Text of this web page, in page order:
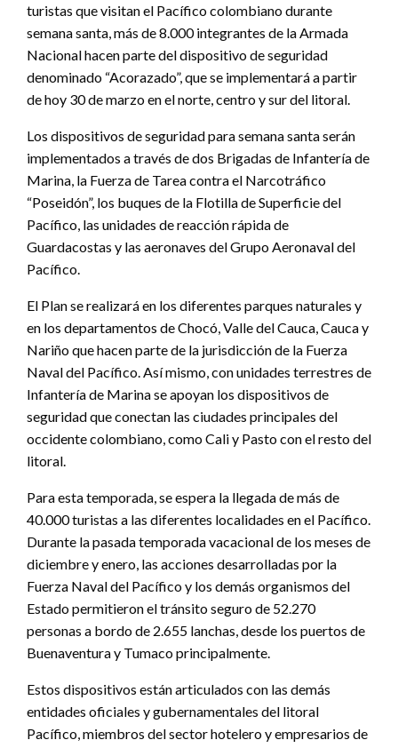
turistas que visitan el Pacífico colombiano durante
semana santa, más de 8.000 integrantes de la Armada
Nacional hacen parte del dispositivo de seguridad
denominado “Acorazado”, que se implementará a partir
de hoy 30 de marzo en el norte, centro y sur del litoral.
Los dispositivos de seguridad para semana santa serán
implementados a través de dos Brigadas de Infantería de
Marina, la Fuerza de Tarea contra el Narcotráfico
“Poseidón”, los buques de la Flotilla de Superficie del
Pacífico, las unidades de reacción rápida de
Guardacostas y las aeronaves del Grupo Aeronaval del
Pacífico.
El Plan se realizará en los diferentes parques naturales y
en los departamentos de Chocó, Valle del Cauca, Cauca y
Nariño que hacen parte de la jurisdicción de la Fuerza
Naval del Pacífico. Así mismo, con unidades terrestres de
Infantería de Marina se apoyan los dispositivos de
seguridad que conectan las ciudades principales del
occidente colombiano, como Cali y Pasto con el resto del
litoral.
Para esta temporada, se espera la llegada de más de
40.000 turistas a las diferentes localidades en el Pacífico.
Durante la pasada temporada vacacional de los meses de
diciembre y enero, las acciones desarrolladas por la
Fuerza Naval del Pacífico y los demás organismos del
Estado permitieron el tránsito seguro de 52.270
personas a bordo de 2.655 lanchas, desde los puertos de
Buenaventura y Tumaco principalmente.
Estos dispositivos están articulados con las demás
entidades oficiales y gubernamentales del litoral
Pacífico, miembros del sector hotelero y empresarios de